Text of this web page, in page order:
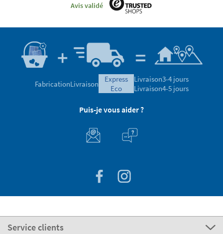
Avis validé
FabricationLivraison
express
eco
Livraison3-4 jours
Livraison4-5 jours
Puis-je vous aider ?
Service clients